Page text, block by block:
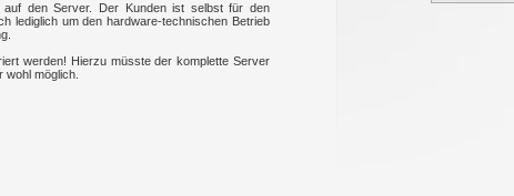
auf den Server. Der Kunden ist selbst für den
lediglich um den hardware-technischen Betrieb
werden! Hierzu müsste der komplette Server
möglich.